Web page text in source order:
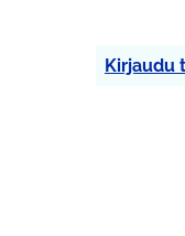
Kirjaudu